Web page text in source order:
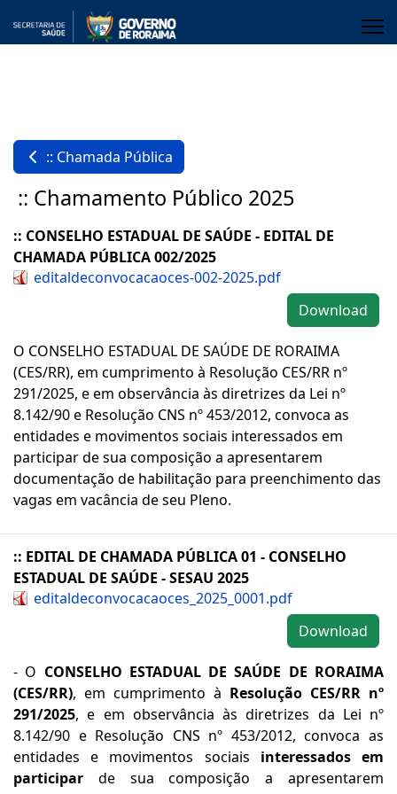
:: Chamada Pública
:: Chamamento Público 2025
:: CONSELHO ESTADUAL DE SAÚDE - EDITAL DE
CHAMADA PÚBLICA 002/2025
editaldeconvocacaoces-002-2025.pdf
Download
O CONSELHO ESTADUAL DE SAÚDE DE RORAIMA
(CES/RR), em cumprimento à Resolução CES/RR nº
291/2025, e em observância às diretrizes da Lei nº
8.142/90 e Resolução CNS nº 453/2012, convoca as
entidades e movimentos sociais interessados em
participar de sua composição a apresentarem
documentação de habilitação para preenchimento das
vagas em vacância de seu Pleno.
:: EDITAL DE CHAMADA PÚBLICA 01 - CONSELHO
ESTADUAL DE SAÚDE - SESAU 2025
editaldeconvocacaoces_2025_0001.pdf
Download
- O CONSELHO ESTADUAL DE SAÚDE DE RORAIMA
(CES/RR), em cumprimento à Resolução CES/RR nº
291/2025, e em observância às diretrizes da Lei nº
8.142/90 e Resolução CNS nº 453/2012, convoca as
entidades e movimentos sociais interessados em
participar de sua composição a apresentarem